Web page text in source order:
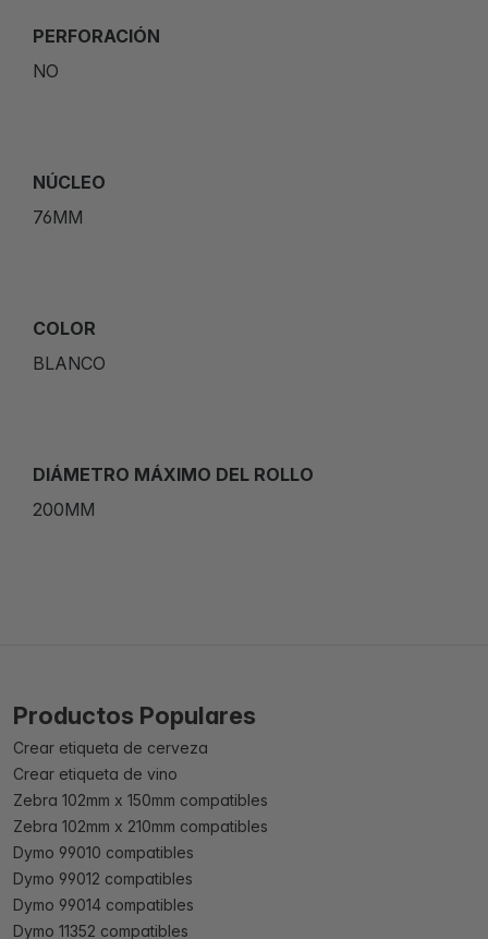
PERFORACIÓN
NO
NÚCLEO
76MM
COLOR
BLANCO
DIÁMETRO MÁXIMO DEL ROLLO
200MM
Productos Populares
Crear etiqueta de cerveza
Crear etiqueta de vino
Zebra 102mm x 150mm compatibles
Zebra 102mm x 210mm compatibles
Dymo 99010 compatibles
Dymo 99012 compatibles
Dymo 99014 compatibles
Dymo 11352 compatibles